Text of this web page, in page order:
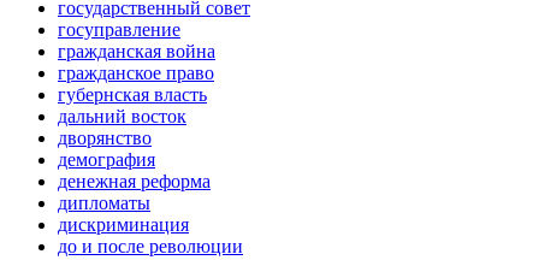
государственный совет
госуправление
гражданская война
гражданское право
губернская власть
дальний восток
дворянство
демография
денежная реформа
дипломаты
дискриминация
до и после революции